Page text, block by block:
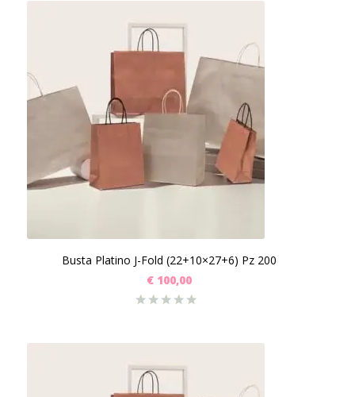
Busta Platino J-Fold (22+10×27+6) Pz 200
€ 100,00